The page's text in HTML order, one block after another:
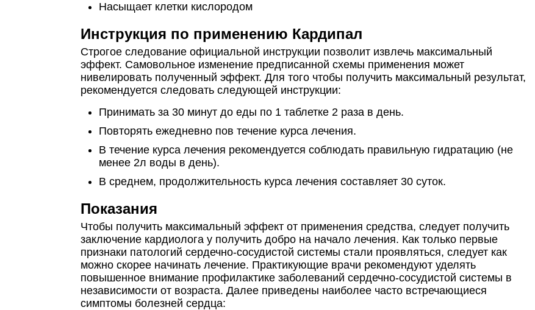
Насыщает клетки кислородом
Инструкция по применению Кардипал
Строгое следование официальной инструкции позволит извлечь максимальный
эффект. Самовольное изменение предписанной схемы применения может
нивелировать полученный эффект. Для того чтобы получить максимальный результат,
рекомендуется следовать следующей инструкции:
Принимать за 30 минут до еды по 1 таблетке 2 раза в день.
Повторять ежедневно пов течение курса лечения.
В течение курса лечения рекомендуется соблюдать правильную гидратацию (не
менее 2л воды в день).
В среднем, продолжительность курса лечения составляет 30 суток.
Показания
Чтобы получить максимальный эффект от применения средства, следует получить
заключение кардиолога у получить добро на начало лечения. Как только первые
признаки патологий сердечно-сосудистой системы стали проявляться, следует как
можно скорее начинать лечение. Практикующие врачи рекомендуют уделять
повышенное внимание профилактике заболеваний сердечно-сосудистой системы в
независимости от возраста. Далее приведены наиболее часто встречающиеся
симптомы болезней сердца: